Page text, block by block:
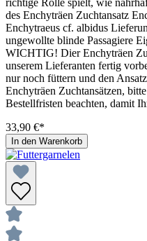
richtige Rolle spielt, wie
des Enchyträen Zuchtansatz
Enchytraeus cf. albidus
ungewollte blinde Passagiere
WICHTIG! Dier Enchyträen
unserem Lieferanten fertig
nur noch füttern und den
Enchyträen Zuchtansätzen,
Bestellfristen beachten, damit
33,90 €*
In den Warenkorb